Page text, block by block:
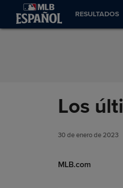
Saltar al Contenido
RESULTADOS
Los
30 de enero de 2023
MLB.com